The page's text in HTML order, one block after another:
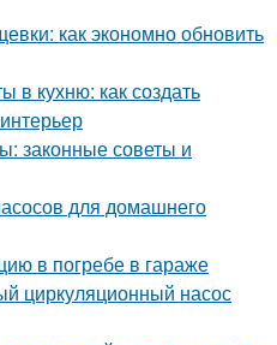
как экономно обновить
в кухню: как создать
законные советы и
для домашнего
в погребе в гараже
циркуляционный насос